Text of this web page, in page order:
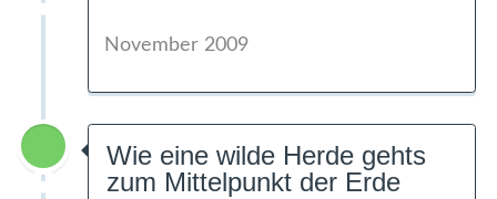
November 2009
Wie eine wilde Herde gehts
zum Mittelpunkt der Erde